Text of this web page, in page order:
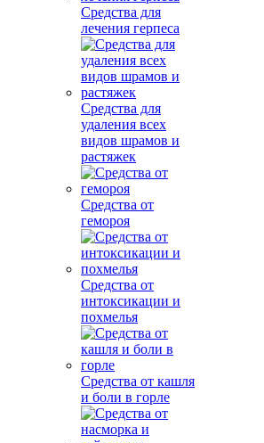
Средства для
лечения герпеса
Средства для
удаления всех
видов шрамов и
растяжек
Средства от
гемороя
Средства от
интоксикации и
похмелья
Средства от кашля
и боли в горле